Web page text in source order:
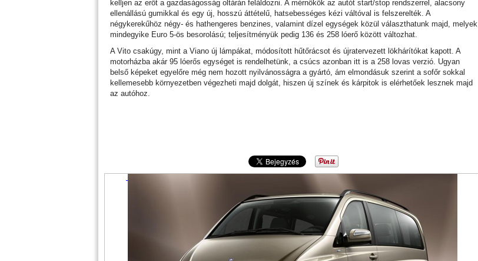
kelljen az erőt a gazdaságosság oltárán feláldozni. A mérnökök az autót start/stop rendszerrel, alacsony
ellenállású gumikkal és egy új, hosszú áttételű, hatsebességes kézi váltóval is felszerelték. A
négykerekűhöz négy- és hathengeres benzines, valamint dízel egységek közül választhatunk majd, melyek
mindegyike Euro 5-ös besorolású; teljesítményük pedig 136 és 258 lóerő között változhat.
A Vito csakúgy, mint a Viano új lámpákat, módosított hűtőrácsot és újratervezett lökhárítókat kapott. A
motorházba akár 95 lóerős egységet is rendelhetünk, a csúcs azonban itt is a 258 lovas verzió. Ugyan
belső képeket egyelőre még nem hozott nyilvánosságra a gyártó, ám elmondásuk szerint a sofőr sokkal
kellemesebb környezetben végezheti majd dolgát, hiszen új színek és kárpitok is elérhetőek lesznek majd
az autóhoz.